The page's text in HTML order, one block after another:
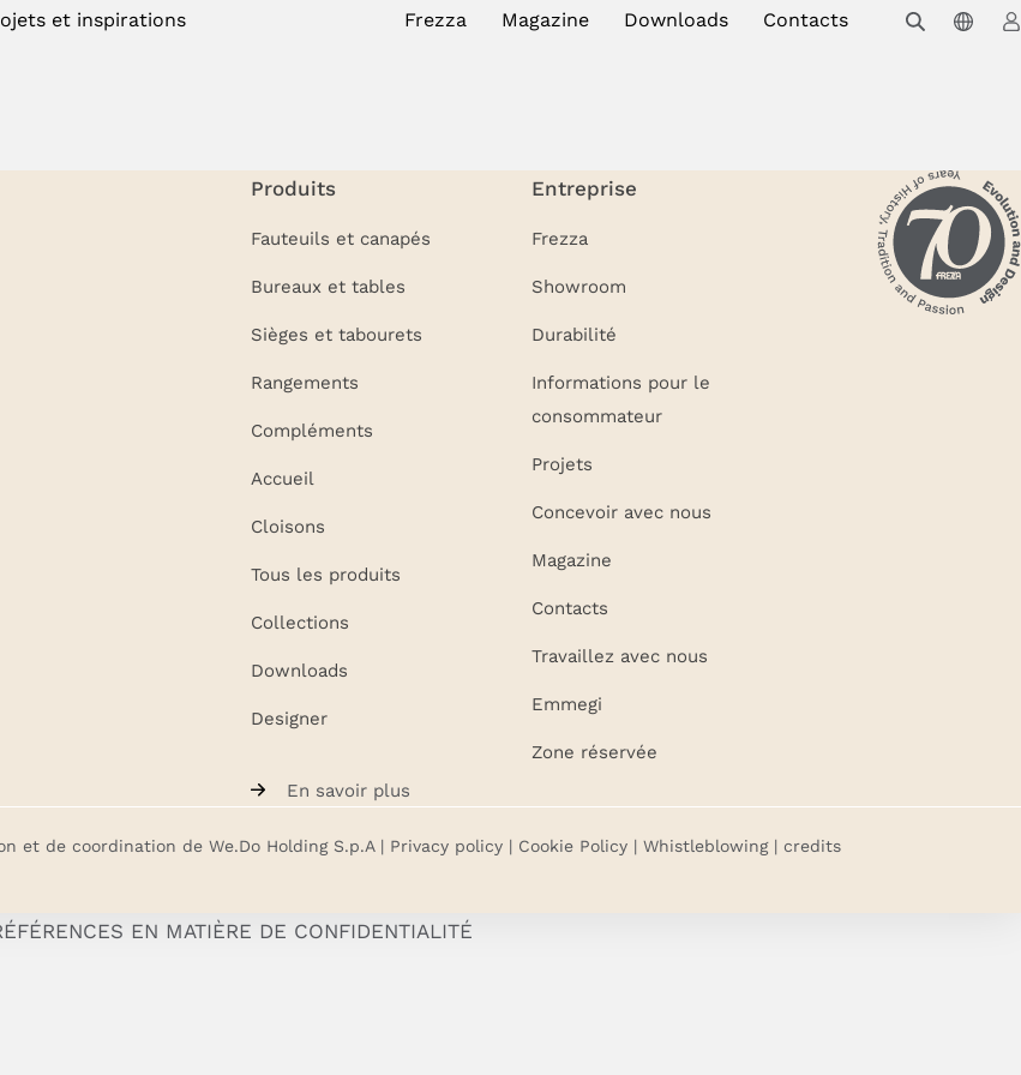
et inspirations Frezza Magazine Downloads Contacts
Produits
Fauteuils et canapés
Bureaux et tables
Sièges et tabourets
Rangements
Compléments
Accueil
Cloisons
Tous les produits
Collections
Downloads
Designer
En savoir plus
Entreprise
Frezza
Showroom
Durabilité
Informations pour le
consommateur
Projets
Concevoir avec nous
Magazine
Contacts
Travaillez avec nous
Emmegi
Zone réservée
et de coordination de We.Do Holding S.p.A | Privacy policy | Cookie Policy | Whistleblowing| credits